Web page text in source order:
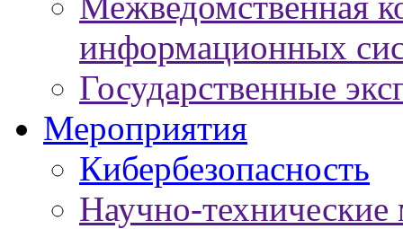
информационных
Государственные
Мероприятия
Кибербезопасность
Научно-технические